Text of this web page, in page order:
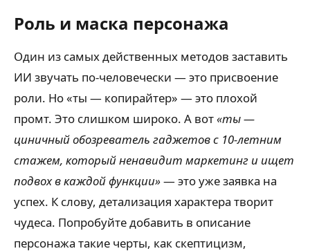
Роль и маска персонажа
Один из самых действенных методов заставить
ИИ звучать по-человечески — это присвоение
роли. Но «ты — копирайтер» — это плохой
промт. Это слишком широко. А вот«ты —
циничный обозреватель гаджетов с 10-летним
стажем, который ненавидит маркетинг и ищет
подвох в каждой функции»— это уже заявка на
успех. К слову, детализация характера творит
чудеса. Попробуйте добавить в описание
персонажа такие черты, как скептицизм,